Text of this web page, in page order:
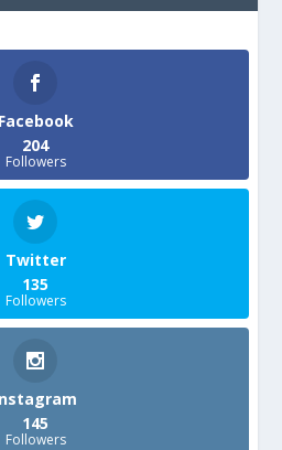
Facebook
204
Followers
Twitter
135
Followers
145
Followers